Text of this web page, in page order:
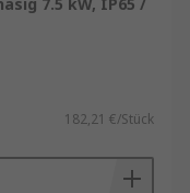
182,21 €/Stück